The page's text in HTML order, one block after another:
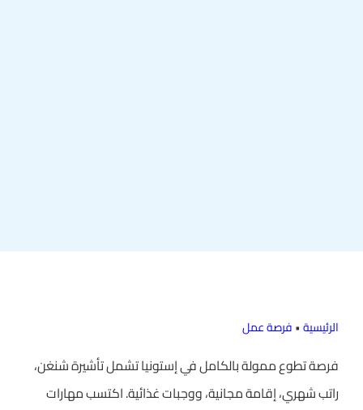
الرئيسية•فرصة عمل
فرصة تطوع ممولة بالكامل في إستونيا تشمل تأشيرة شنغن،
راتب شهري، إقامة مجانية، ووجبات غذائية. اكتسب مهارات